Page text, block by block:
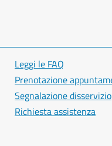
Leggi le FAQ
Prenotazione
Segnalazione disservizio
Richiesta assistenza